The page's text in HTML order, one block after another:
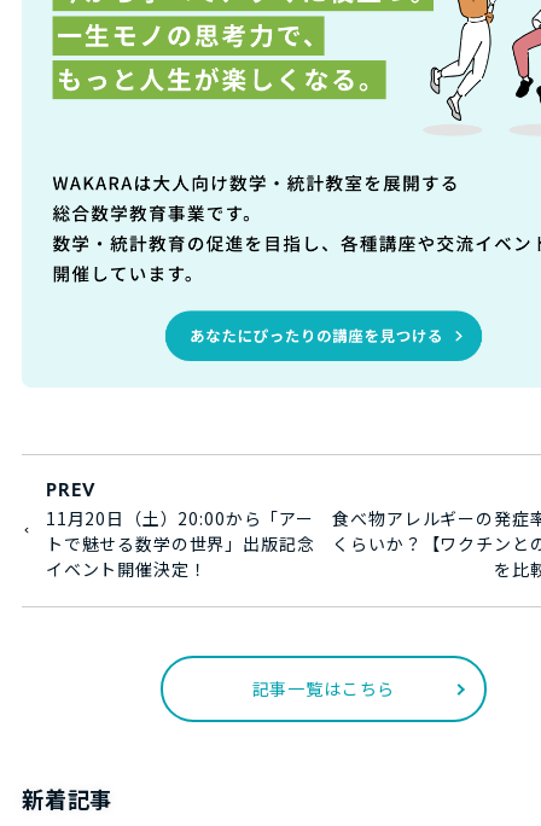
PREV
11月20日（土）20:00から「アー
トで魅せる数学の世界」出版記念
イベント開催決定！
食べ物アレルギーの発症
くらいか？【ワクチンと
を比
記事一覧はこちら
新着記事